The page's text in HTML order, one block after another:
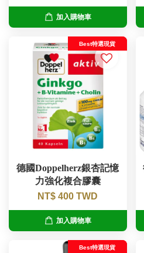
加入購物車
Best特選現貨
德國Doppelherz銀杏記憶
力強化複合膠囊
NT$ 400 TWD
加入購物車
Best特選現貨